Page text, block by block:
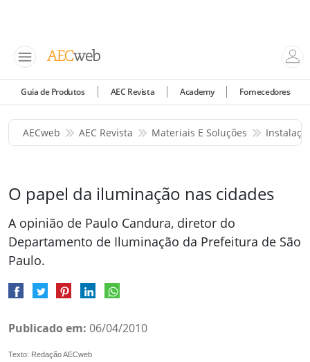
Guia de Produtos AEC Revista Academy Fornecedores
AECweb AEC Revista Materiais E Soluções
O papel da iluminação nas cidades
A opinião de Paulo Candura, diretor do
Departamento de Iluminação da Prefeitura de São
Paulo.
Publicado em: 06/04/2010
Texto: Redação AECweb